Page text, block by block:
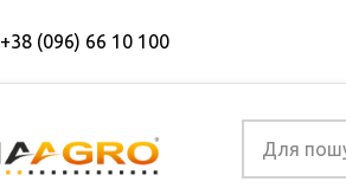
+38 (096) 66 10 100